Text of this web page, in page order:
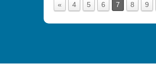
« 4 5 6 7 8 9